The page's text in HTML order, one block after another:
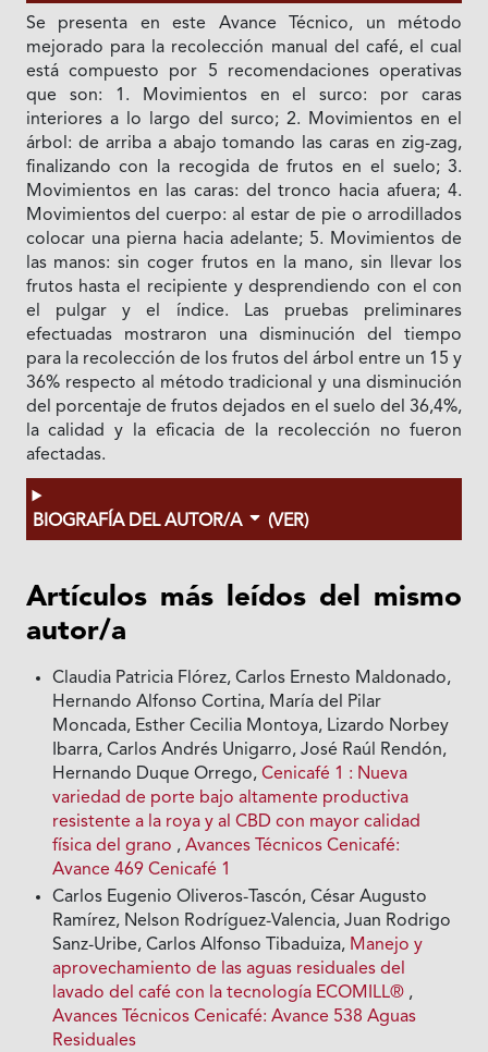
Se presenta en este Avance Técnico, un método
mejorado para la recolección manual del café, el cual
está compuesto por 5 recomendaciones operativas
que son: 1. Movimientos en el surco: por caras
interiores a lo largo del surco; 2. Movimientos en el
árbol: de arriba a abajo tomando las caras en zig-zag,
finalizando con la recogida de frutos en el suelo; 3.
Movimientos en las caras: del tronco hacia afuera; 4.
Movimientos del cuerpo: al estar de pie o arrodillados
colocar una pierna hacia adelante; 5. Movimientos de
las manos: sin coger frutos en la mano, sin llevar los
frutos hasta el recipiente y desprendiendo con el con
el pulgar y el índice. Las pruebas preliminares
efectuadas mostraron una disminución del tiempo
para la recolección de los frutos del árbol entre un 15 y
36% respecto al método tradicional y una disminución
del porcentaje de frutos dejados en el suelo del 36,4%,
la calidad y la eficacia de la recolección no fueron
afectadas.
BIOGRAFÍA DEL AUTOR/A (VER)
Artículos más leídos del mismo
autor/a
Claudia Patricia Flórez, Carlos Ernesto Maldonado,
Hernando Alfonso Cortina, María del Pilar
Moncada, Esther Cecilia Montoya, Lizardo Norbey
Ibarra, Carlos Andrés Unigarro, José Raúl Rendón,
Hernando Duque Orrego,Cenicafé 1 : Nueva
variedad de porte bajo altamente productiva
resistente a la roya y al CBD con mayor calidad
física del grano ,Avances Técnicos Cenicafé:
Avance 469 Cenicafé 1
Carlos Eugenio Oliveros-Tascón, César Augusto
Ramírez, Nelson Rodríguez-Valencia, Juan Rodrigo
Sanz-Uribe, Carlos Alfonso Tibaduiza, Manejo y
aprovechamiento de las aguas residuales del
lavado del café con la tecnología ECOMILL® ,
Avances Técnicos Cenicafé: Avance 538 Aguas
Residuales